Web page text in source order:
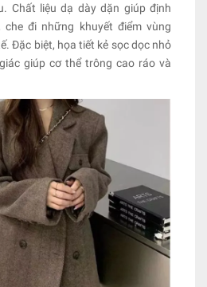
Chất liệu dạ dày dặn giúp định
đi những khuyết điểm vùng
Đặc biệt, họa tiết kẻ sọc dọc nhỏ
giúp cơ thể trông cao ráo và